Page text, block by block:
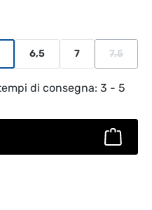
disponibile.)
6,5 7 7,5
(Questa
inserisci la
di consegna: 3 - 5